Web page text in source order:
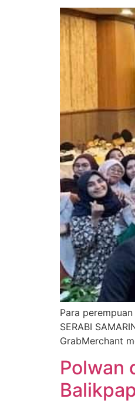
Para
SERABI
GrabMerchant
Polwan